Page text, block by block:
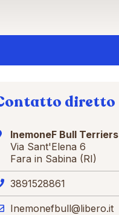
diretto
InemoneF Bull Terriers
Via Sant'Elena 6
Fara in Sabina (RI)
3891528861
Inemonefbull@libero.it